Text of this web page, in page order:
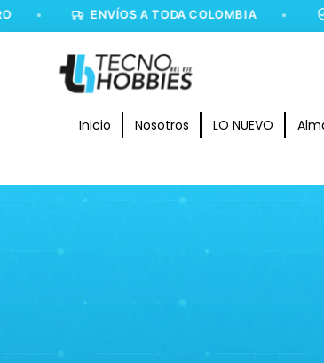
ENVÍOS A TODA COLOMBIA
Inicio Nosotros LO NUEVO